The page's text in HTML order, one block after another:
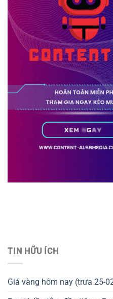
TIN HỮU ÍCH
Giá vàng hôm nay (trưa 25-